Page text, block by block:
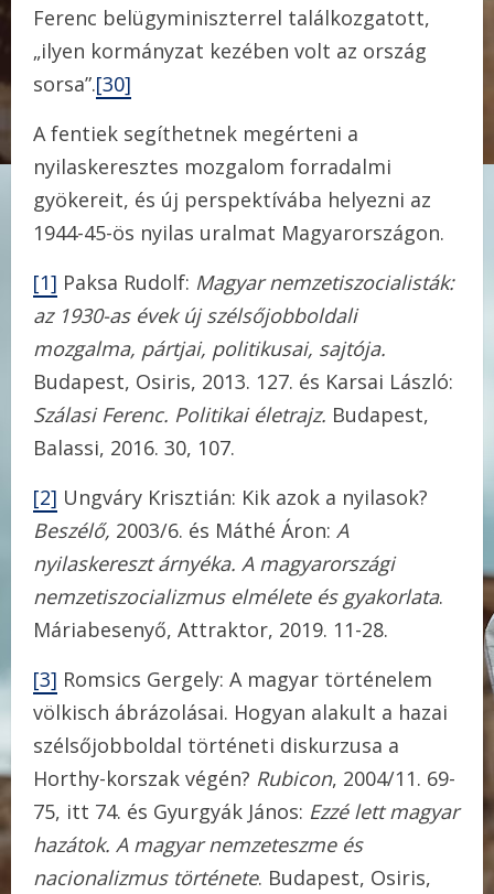
Ferenc belügyminiszterrel találkozgatott,
„ilyen kormányzat kezében volt az ország
sorsa”.[30]
A fentiek segíthetnek megérteni a
nyilaskeresztes mozgalom forradalmi
gyökereit, és új perspektívába helyezni az
1944-45-ös nyilas uralmat Magyarországon.
[1] Paksa Rudolf: Magyar nemzetiszocialisták:
az 1930-as évek új szélsőjobboldali
mozgalma, pártjai, politikusai, sajtója.
Budapest, Osiris, 2013. 127. és Karsai László:
Szálasi Ferenc. Politikai életrajz. Budapest,
Balassi, 2016. 30, 107.
[2] Ungváry Krisztián: Kik azok a nyilasok?
Beszélő, 2003/6. és Máthé Áron: A
nyilaskereszt árnyéka. A magyarországi
nemzetiszocializmus elmélete és gyakorlata.
Máriabesenyő, Attraktor, 2019. 11-28.
[3] Romsics Gergely: A magyar történelem
völkisch ábrázolásai. Hogyan alakult a hazai
szélsőjobboldal történeti diskurzusa a
Horthy-korszak végén? Rubicon, 2004/11. 69-
75, itt 74. és Gyurgyák János: Ezzé lett magyar
hazátok. A magyar nemzeteszme és
nacionalizmus története. Budapest, Osiris,